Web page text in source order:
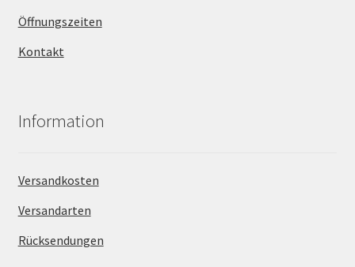
Öffnungszeiten
Kontakt
Information
Versandkosten
Versandarten
Rücksendungen